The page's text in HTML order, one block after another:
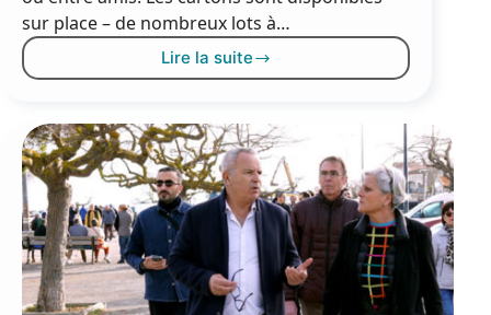
sur place – de nombreux lots à…
Lire la suite
Rendez-
loto
du
25
février